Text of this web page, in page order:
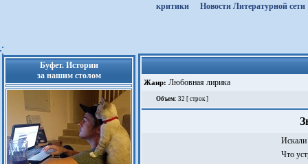
критики
Новости Литературной сети
Буфет. Истории
за нашим столом
Жанр: Любовная лирика
Объем: 32 [ строк ]
Что